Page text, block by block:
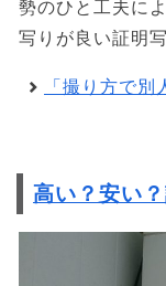
勢のひと工夫に
写りが良い証明
「撮り方で
高い？安い